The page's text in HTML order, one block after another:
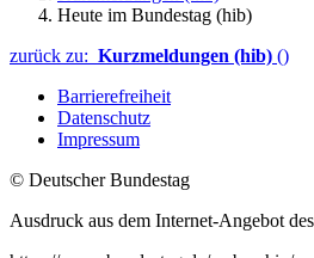
Heute im Bundestag (hib)
zurück zu: Kurzmeldungen (hib) ()
Barrierefreiheit
Datenschutz
Impressum
© Deutscher Bundestag
Ausdruck aus dem Internet-Angebot